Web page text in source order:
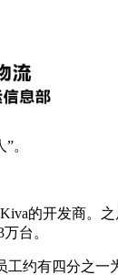
。
的开发商。
台。
约有四分之一